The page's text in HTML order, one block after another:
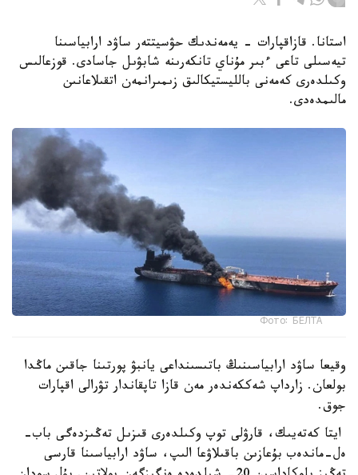
استانا. قازاقپارات - يەمەندىك حۋسيتتەر ساۋد ارابياسىنا
تيەسىلى تاعى ءبىر مۇناي تانكەرىنە شابۋىل جاسادى. قوزعالىس
وكىلدەرى كەمەنى بالليستيكالىق زىمىرانمەن اتقىلاعانىن
مالىمدەدى.
Фото: БЕЛТА
وقيعا ساۋد ارابياسىنىڭ باتىسىنداعى يانبۋ پورتىنا جاقىن ماڭدا
بولعان. زارداپ شەككەندەر مەن قازا تاپقاندار تۋرالى اقپارات
جوق.
ايتا كەتەيىك، قارۋلى توپ وكىلدەرى قىزىل تەڭىزدەگى باب-
ەل-ماندەب بۇعازىن باقىلاۋعا الىپ، ساۋد ارابياسىنا قارسى